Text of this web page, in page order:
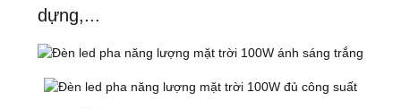
dựng,...